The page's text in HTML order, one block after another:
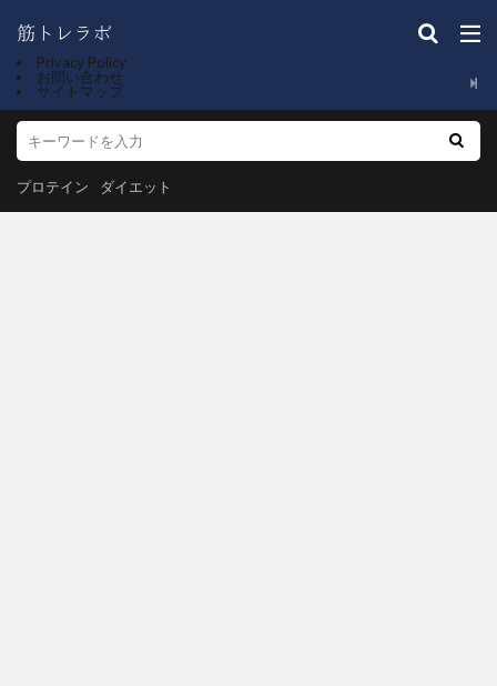
Privacy Policy
お問い合わせ
サイトマップ
プロテイン ダイエット